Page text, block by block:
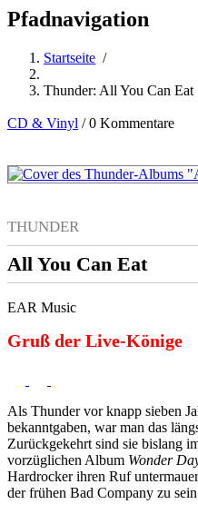
Pfadnavigation
Startseite /
Thunder: All You Can Eat
CD & Vinyl /0 Kommentare
THUNDER
All You Can Eat
EAR Music
Gruß der Live-Könige
Als Thunder vor knapp sieben
bekanntgaben, war man das
Zurückgekehrt sind sie bislang
vorzüglichen Album Wonder
Hardrocker ihren Ruf
der frühen Bad Company zu